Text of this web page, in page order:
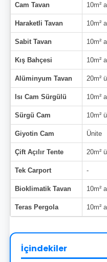
Cam Tavan 10m²
Haraketli Tavan 10m²
Sabit Tavan 10m²
Kış Bahçesi 10m²
Alüminyum Tavan 20m²
Isı Cam Sürgülü 10m²
Sürgü Cam 10m²
Giyotin Cam Ünite
Çift Açılır Tente 20m²
Tek Carport -
Bioklimatik Tavan 10m²
Teras Pergola 10m²
İçindekiler